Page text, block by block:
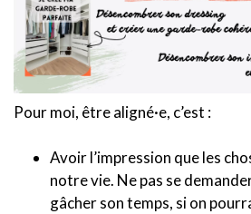
Pour moi, être aligné·e, c’est :
Avoir l’impression que les
notre vie. Ne pas se
gâcher son temps, si on